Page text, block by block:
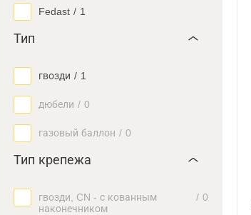
Fedast / 1
Тип
гвозди / 1
дюбели / 0
газовый баллон / 0
Тип крепежа
гвозди, CN - с кованным
наконечником
/ 0